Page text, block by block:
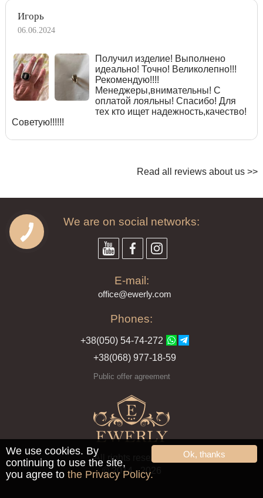
Игорь
06.06.2024
Получил изделие! Выполнено
идеально! Точно! Великолепно!!!
Рекомендую!!!!
Менеджеры,внимательны! С
оплатой лояльны! Спасибо! Для
тех кто ищет надежность,качество!
Советую!!!!!!
Read all reviews about us >>
We are on social networks:
E-mail:
office@ewerly.com
Phones:
+38(050) 54-74-272
+38(068) 977-18-59
Public offer agreement
All rights reserved
© 2014 - 2026
Ok, thanks
We use cookies. By
continuing to use the site,
you agree to the Privacy Policy.